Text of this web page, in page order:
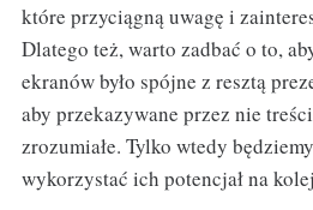
które przyciągną uwagę i
Dlatego też, warto zadbać o to,
ekranów było spójne z resztą
aby przekazywane przez nie
zrozumiałe. Tylko wtedy
wykorzystać ich potencjał na